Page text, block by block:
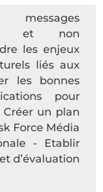
et non
les enjeux
liés aux
les bonnes
pour
un plan
Force Média
- Etablir
d’évaluation